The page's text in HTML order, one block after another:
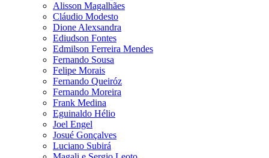
Alisson Magalhães
Cláudio Modesto
Dione Alexsandra
Ediudson Fontes
Edmilson Ferreira Mendes
Fernando Sousa
Felipe Morais
Fernando Queiróz
Fernando Moreira
Frank Medina
Eguinaldo Hélio
Joel Engel
Josué Gonçalves
Luciano Subirá